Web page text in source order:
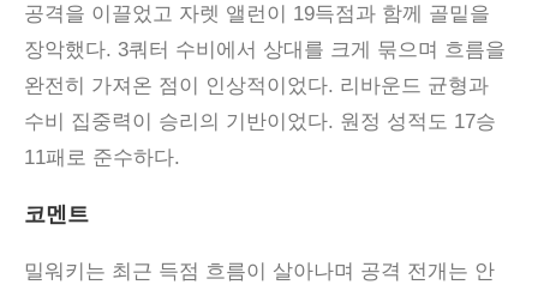
공격을 이끌었고 자렛 앨런이 19득점과 함께 골밑을
장악했다. 3쿼터 수비에서 상대를 크게 묶으며 흐름을
완전히 가져온 점이 인상적이었다. 리바운드 균형과
수비 집중력이 승리의 기반이었다. 원정 성적도 17승
11패로 준수하다.
코멘트
밀워키는 최근 득점 흐름이 살아나며 공격 전개는 안